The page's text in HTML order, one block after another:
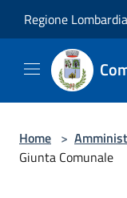
Regione Lombardia
Home >
Giunta Comunale